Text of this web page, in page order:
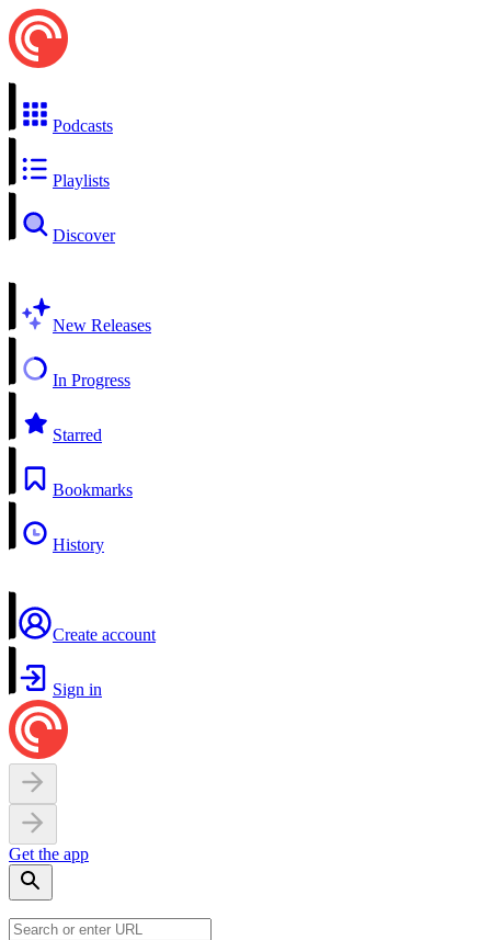
Podcasts
Playlists
Discover
New Releases
In Progress
Starred
Bookmarks
History
Create account
Sign in
Get the app